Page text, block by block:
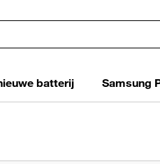
batterij Samsung